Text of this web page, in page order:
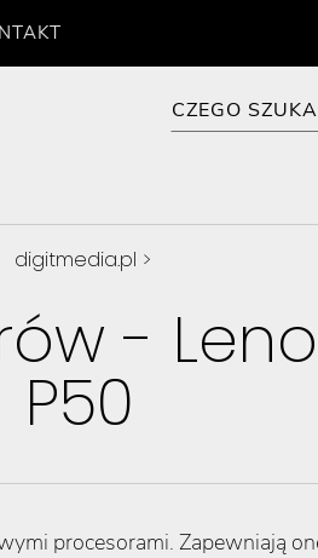
digitmedia.pl >
-
P50
procesorami. Zapewniają